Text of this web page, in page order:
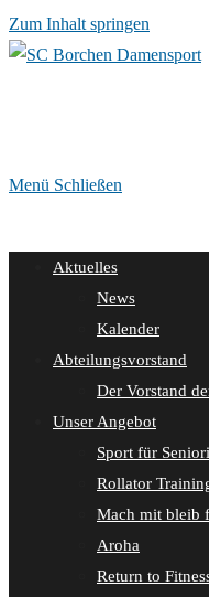
Zum Inhalt springen
Menü Schließen
Aktuelles
News
Kalender
Abteilungsvorstand
Der Vorstand
Unser Angebot
Sport für
Rollator
Mach mit bleib
Aroha
Return to